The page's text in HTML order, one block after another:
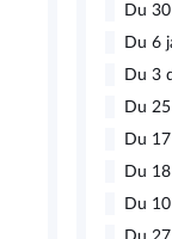
Du
Du 6
Du 3
Du
Du
Du
Du